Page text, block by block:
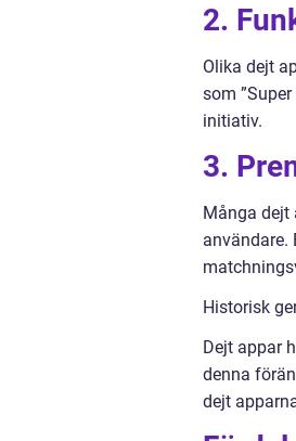
2.
Olika dejt
som
initiativ.
3.
Många dejt
användare.
Historisk
Dejt appar
denna
dejt